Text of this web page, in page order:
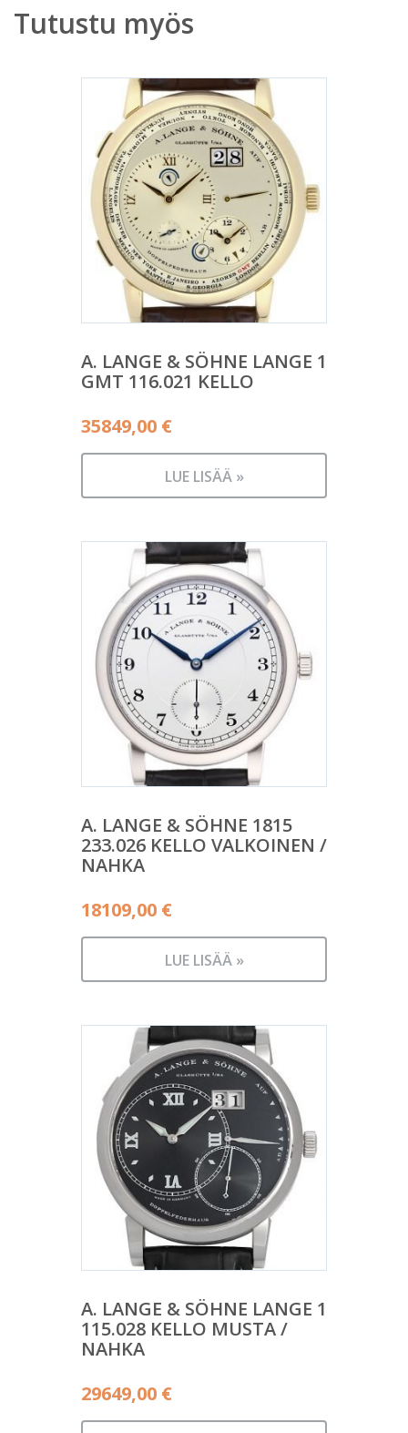
Tutustu myös
A. LANGE & SÖHNE LANGE 1
GMT 116.021 KELLO
35849,00 €
LUE LISÄÄ »
A. LANGE & SÖHNE 1815
233.026 KELLO VALKOINEN /
NAHKA
18109,00 €
LUE LISÄÄ »
A. LANGE & SÖHNE LANGE 1
115.028 KELLO MUSTA /
NAHKA
29649,00 €